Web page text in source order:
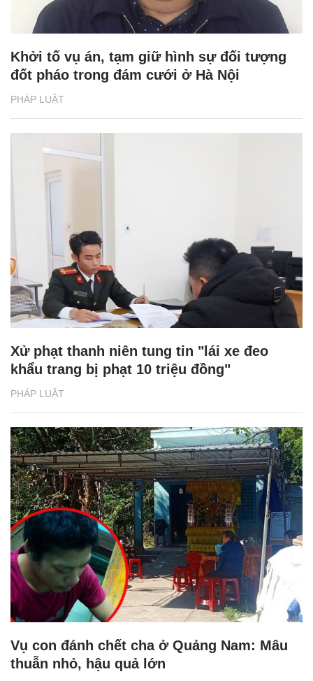
PHÁP LUẬT
Khởi tố vụ án, tạm giữ hình sự đối tượng
đốt pháo trong đám cưới ở Hà Nội
PHÁP LUẬT
Xử phạt thanh niên tung tin "lái xe đeo
khẩu trang bị phạt 10 triệu đồng"
Vụ con đánh chết cha ở Quảng Nam: Mâu
thuẫn nhỏ, hậu quả lớn